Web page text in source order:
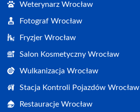
Weterynarz Wrocław
Fotograf Wrocław
Fryzjer Wrocław
Salon Kosmetyczny Wrocław
Wulkanizacja Wrocław
Stacja Kontroli Pojazdów Wrocław
Restauracje Wrocław